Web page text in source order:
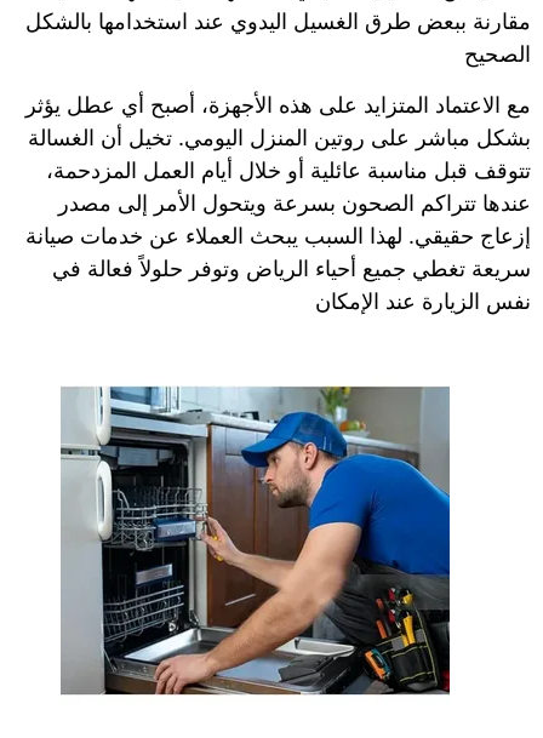
مقارنة ببعض طرق الغسيل اليدوي عند استخدامها بالشكل
الصحيح
مع الاعتماد المتزايد على هذه الأجهزة، أصبح أي عطل يؤثر
بشكل مباشر على روتين المنزل اليومي. تخيل أن الغسالة
تتوقف قبل مناسبة عائلية أو خلال أيام العمل المزدحمة،
عندها تتراكم الصحون بسرعة ويتحول الأمر إلى مصدر
إزعاج حقيقي. لهذا السبب يبحث العملاء عن خدمات صيانة
سريعة تغطي جميع أحياء الرياض وتوفر حلولاً فعالة في
نفس الزيارة عند الإمكان